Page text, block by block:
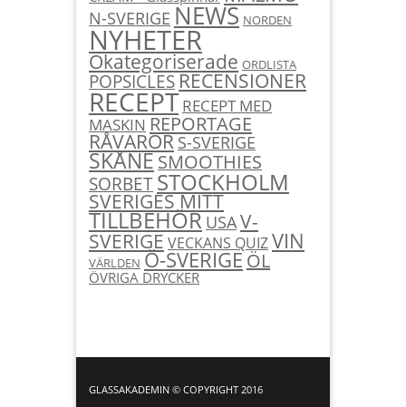
N-SVERIGE NEWS NORDEN
NYHETER
Okategoriserade ORDLISTA
POPSICLESRECENSIONER
RECEPT RECEPT MED
MASKIN REPORTAGE
RÅVARORS-SVERIGE
SKÅNESMOOTHIES
SORBETSTOCKHOLM
SVERIGES MITT
TILLBEHÖR USAV-
SVERIGEVECKANS QUIZVIN
VÄRLDEN Ö-SVERIGEÖL
ÖVRIGA DRYCKER
GLASSAKADEMIN © COPYRIGHT 2016